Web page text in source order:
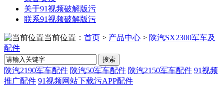
关于91视频破解版污
联系91视频破解版污
当前位置： 首页 > 产品中心 > 陕汽SX2300军车及
配件
搜索
陕汽2190军车配件 陕汽50军车配件 陕汽2150军车配件 91视频
推广配件 91视频网站下载污APP配件